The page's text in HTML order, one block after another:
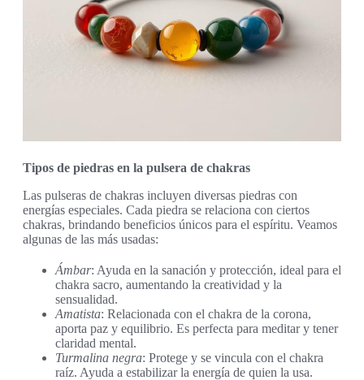
Tipos de piedras en la pulsera de chakras
Las pulseras de chakras incluyen diversas piedras con
energías especiales. Cada piedra se relaciona con ciertos
chakras, brindando beneficios únicos para el espíritu. Veamos
algunas de las más usadas:
Ámbar: Ayuda en la sanación y protección, ideal para el
chakra sacro, aumentando la creatividad y la
sensualidad.
Amatista: Relacionada con el chakra de la corona,
aporta paz y equilibrio. Es perfecta para meditar y tener
claridad mental.
Turmalina negra: Protege y se vincula con el chakra
raíz. Ayuda a estabilizar la energía de quien la usa.